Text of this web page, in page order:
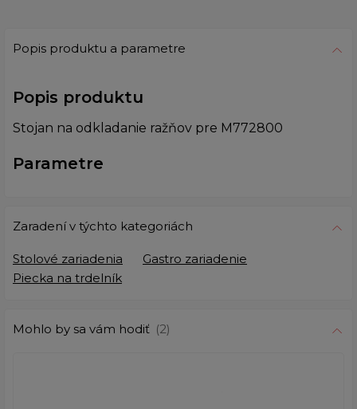
Popis produktu a parametre
Popis produktu
Stojan na odkladanie ražňov pre M772800
Parametre
Zaradení v týchto kategoriách
Stolové zariadenia
Gastro zariadenie
Piecka na trdelník
Mohlo by sa vám hodiť (2)